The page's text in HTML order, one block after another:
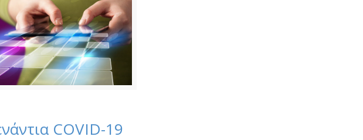
COVID-19